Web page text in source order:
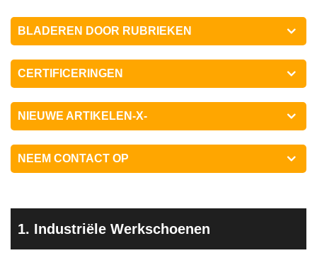
BLADEREN DOOR RUBRIEKEN
CERTIFICERINGEN
NIEUWE ARTIKELEN-X-
NEEM CONTACT OP
1. Industriële Werkschoenen